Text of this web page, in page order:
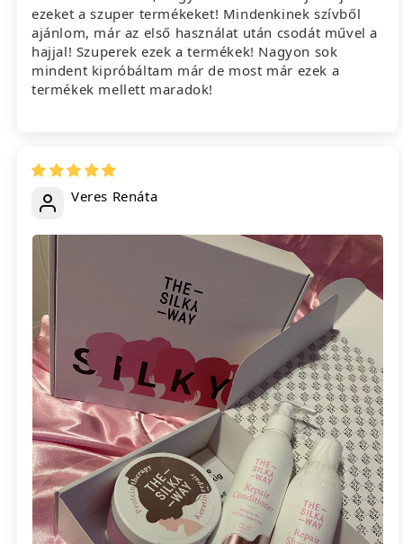
ezeket a szuper termékeket! Mindenkinek szívből
ajánlom, már az első használat után csodát művel a
hajjal! Szuperek ezek a termékek! Nagyon sok
mindent kipróbáltam már de most már ezek a
termékek mellett maradok!
Veres Renáta